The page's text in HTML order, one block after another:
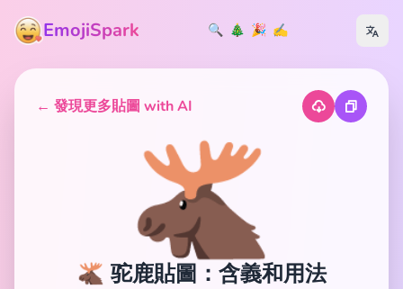
EmojiSpark 🔍 🎄 🎉 ✍️
← 發現更多貼圖 with AI
🫎
🫎 驼鹿貼圖：含義和用法